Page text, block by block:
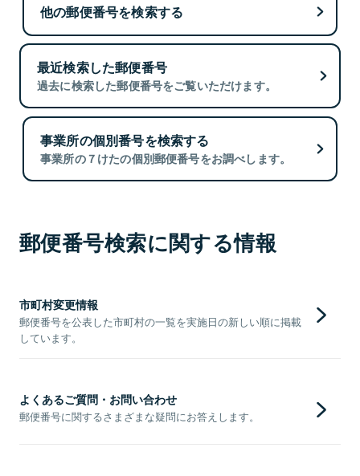
他の郵便番号を検索する
最近検索した郵便番号
過去に検索した郵便番号をご覧いただけます。
事業所の個別番号を検索する
事業所の７けたの個別郵便番号をお調べします。
郵便番号検索に関する情報
市町村変更情報
郵便番号を公表した市町村の一覧を実施日の新しい順に掲載
しています。
よくあるご質問・お問い合わせ
郵便番号に関するさまざまな疑問にお答えします。